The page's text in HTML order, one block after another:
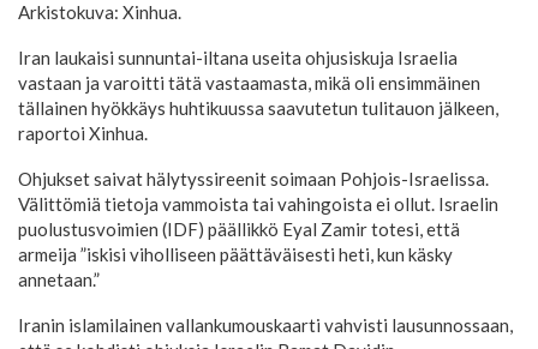
Arkistokuva: Xinhua.
Iran laukaisi sunnuntai-iltana useita ohjusiskuja Israelia
vastaan ja varoitti tätä vastaamasta, mikä oli ensimmäinen
tällainen hyökkäys huhtikuussa saavutetun tulitauon jälkeen,
raportoi Xinhua.
Ohjukset saivat hälytyssireenit soimaan Pohjois-Israelissa.
Välittömiä tietoja vammoista tai vahingoista ei ollut. Israelin
puolustusvoimien (IDF) päällikkö Eyal Zamir totesi, että
armeija ”iskisi viholliseen päättäväisesti heti, kun käsky
annetaan.”
Iranin islamilainen vallankumouskaarti vahvisti lausunnossaan,